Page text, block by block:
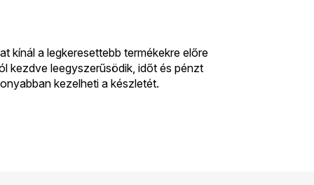
kínál a legkeresettebb termékekre előre
kezdve leegyszerűsödik, időt és pénzt
kezelheti a készletét.